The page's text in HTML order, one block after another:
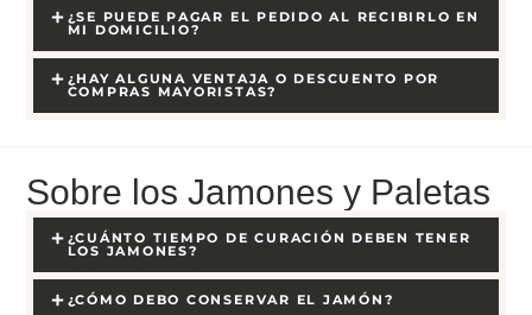
¿SE PUEDE PAGAR EL PEDIDO AL RECIBIRLO EN
MI DOMICILIO?
¿HAY ALGUNA VENTAJA O DESCUENTO POR
COMPRAS MAYORISTAS?
Sobre los Jamones y Paletas
¿CUÁNTO TIEMPO DE CURACIÓN DEBEN TENER
LOS JAMONES?
¿CÓMO DEBO CONSERVAR EL JAMÓN?